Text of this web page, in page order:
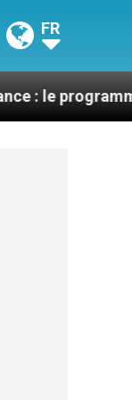
FR
détaillé de